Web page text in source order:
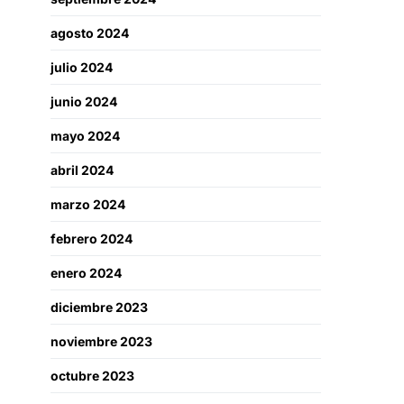
agosto 2024
julio 2024
junio 2024
mayo 2024
abril 2024
marzo 2024
febrero 2024
enero 2024
diciembre 2023
noviembre 2023
octubre 2023